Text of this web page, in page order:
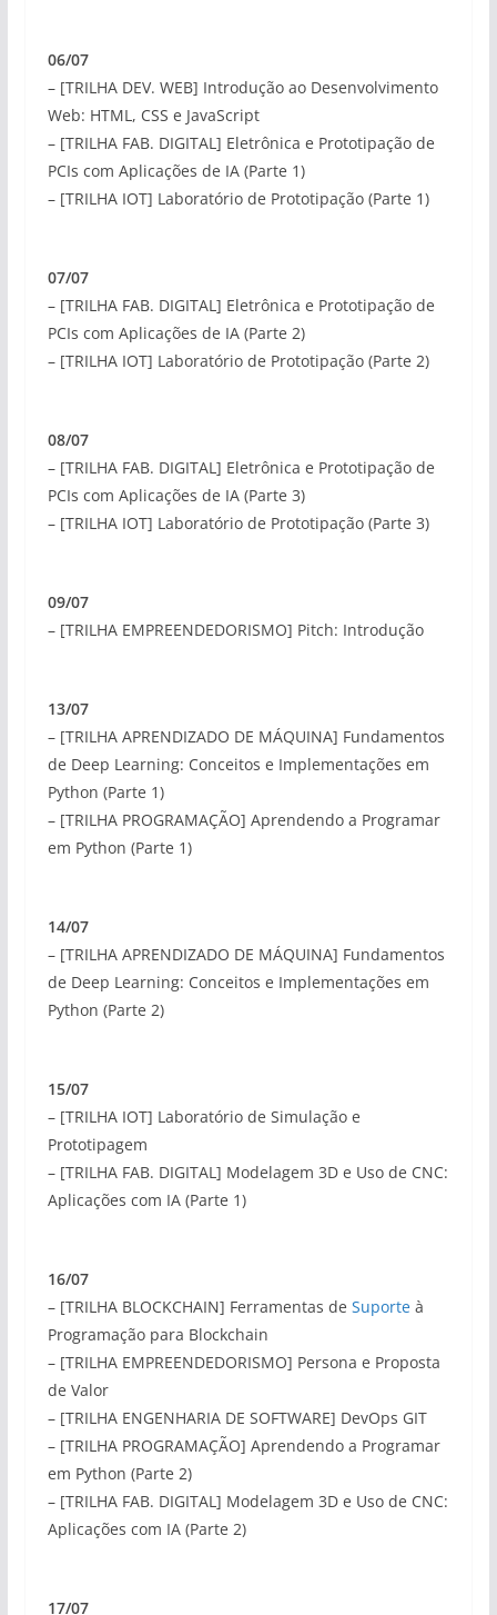
06/07
– [TRILHA DEV. WEB] Introdução ao Desenvolvimento
Web: HTML, CSS e JavaScript
– [TRILHA FAB. DIGITAL] Eletrônica e Prototipação de
PCIs com Aplicações de IA (Parte 1)
– [TRILHA IOT] Laboratório de Prototipação (Parte 1)
07/07
– [TRILHA FAB. DIGITAL] Eletrônica e Prototipação de
PCIs com Aplicações de IA (Parte 2)
– [TRILHA IOT] Laboratório de Prototipação (Parte 2)
08/07
– [TRILHA FAB. DIGITAL] Eletrônica e Prototipação de
PCIs com Aplicações de IA (Parte 3)
– [TRILHA IOT] Laboratório de Prototipação (Parte 3)
09/07
– [TRILHA EMPREENDEDORISMO] Pitch: Introdução
13/07
– [TRILHA APRENDIZADO DE MÁQUINA] Fundamentos
de Deep Learning: Conceitos e Implementações em
Python (Parte 1)
– [TRILHA PROGRAMAÇÃO] Aprendendo a Programar
em Python (Parte 1)
14/07
– [TRILHA APRENDIZADO DE MÁQUINA] Fundamentos
de Deep Learning: Conceitos e Implementações em
Python (Parte 2)
15/07
– [TRILHA IOT] Laboratório de Simulação e
Prototipagem
– [TRILHA FAB. DIGITAL] Modelagem 3D e Uso de CNC:
Aplicações com IA (Parte 1)
16/07
– [TRILHA BLOCKCHAIN] Ferramentas de Suporteà
Programação para Blockchain
– [TRILHA EMPREENDEDORISMO] Persona e Proposta
de Valor
– [TRILHA ENGENHARIA DE SOFTWARE] DevOps GIT
– [TRILHA PROGRAMAÇÃO] Aprendendo a Programar
em Python (Parte 2)
– [TRILHA FAB. DIGITAL] Modelagem 3D e Uso de CNC:
Aplicações com IA (Parte 2)
17/07